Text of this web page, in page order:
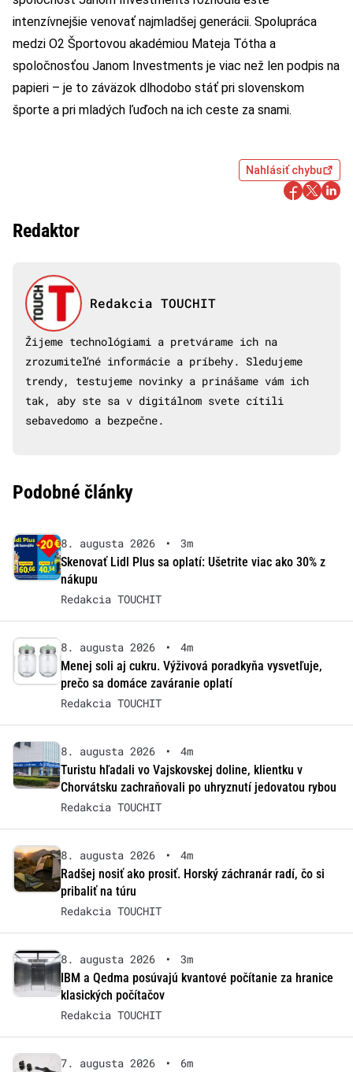
intenzívnejšie venovať najmladšej generácii. Spolupráca
medzi O2 Športovou akadémiou Mateja Tótha a
spoločnosťou Janom Investments je viac než len podpis na
papieri – je to záväzok dlhodobo stáť pri slovenskom
športe a pri mladých ľuďoch na ich ceste za snami.
Nahlásiť chybu
Redaktor
Redakcia TOUCHIT
Žijeme technológiami a pretvárame ich na
zrozumiteľné informácie a príbehy. Sledujeme
trendy, testujeme novinky a prinášame vám ich
tak, aby ste sa v digitálnom svete cítili
sebavedomo a bezpečne.
Podobné články
8. augusta 2026 •
3m
Skenovať Lidl Plus sa oplatí: Ušetrite viac ako 30% z
nákupu
Redakcia TOUCHIT
8. augusta 2026 •
4m
Menej soli aj cukru. Výživová poradkyňa vysvetľuje,
prečo sa domáce zaváranie oplatí
Redakcia TOUCHIT
8. augusta 2026 •
4m
Turistu hľadali vo Vajskovskej doline, klientku v
Chorvátsku zachraňovali po uhryznutí jedovatou rybou
Redakcia TOUCHIT
8. augusta 2026 •
4m
Radšej nosiť ako prosiť. Horský záchranár radí, čo si
pribaliť na túru
Redakcia TOUCHIT
8. augusta 2026 •
3m
IBM a Qedma posúvajú kvantové počítanie za hranice
klasických počítačov
Redakcia TOUCHIT
7. augusta 2026 •
6m